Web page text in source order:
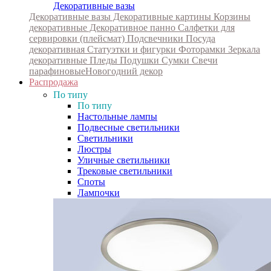
Декоративные вазы
Декоративные вазы Декоративные картины Корзины
декоративные Декоративное панно Салфетки для
сервировки (плейсмат) Подсвечники Посуда
декоративная Статуэтки и фигурки Фоторамки Зеркала
декоративные Пледы Подушки Сумки Свечи
парафиновыеНовогодний декор
Распродажа
По типу
По типу
Настольные лампы
Подвесные светильники
Светильники
Люстры
Уличные светильники
Трековые светильники
Споты
Лампочки